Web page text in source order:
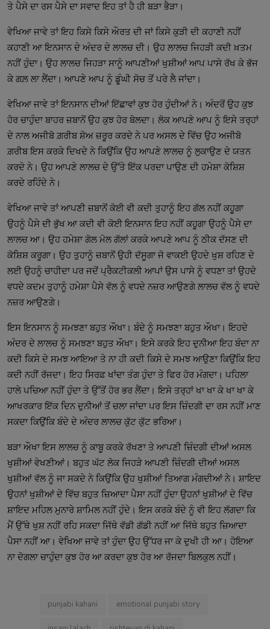
ਤੇ ਪੈਸੇ ਦਾ ਰਸ ਪੈਸੇ ਦਾ ਸਵਾਦ ਇਹ ਤਾਂ ਹੈ ਹੀ ਬੜਾ ਭੈੜਾ।
ਵੇਖਿਆ ਜਾਵੇ ਤਾਂ ਇਹ ਕਿਸੇ ਕਿਸੇ ਔਰਤ ਦੀ ਜਾਂ ਕਿਸੇ ਕੁੜੀ ਦੀ ਕਹਾਣੀ ਨਹੀਂ
ਕਹਾਣੀ ਆ ਇਨਸਾਨ ਦੇ ਅੰਦਰ ਦੇ ਲਾਲਚ ਦੀ। ਉਹ ਲਾਲਚ ਜਿਹੜੀ ਕਦੀ ਖ਼ਤਮ
ਨਹੀਂ ਹੁੰਦਾ। ਉਹ ਲਾਲਚ ਜਿਹੜਾ ਸਾਨੂੰ ਆਪਣੀਆਂ ਖੁਸ਼ੀਆਂ ਆਪ ਪਾਸੇ ਰੱਖ ਕੇ ਭੱਜ
ਕੇ ਗਲ਼ ਲਾ ਲੈਂਦਾ। ਆਪਣੇ ਆਪ ਨੂੰ ਡੂੰਘੀ ਸੋਚ ਤੋਂ ਪਰੇ ਲੈ ਜਾਂਦਾ।
ਵੇਖਿਆ ਜਾਵੇ ਤਾਂ ਇਨਸਾਨ ਦੀਆਂ ਇੱਛਾਵਾਂ ਕੁਝ ਹੋਰ ਹੁੰਦੀਆਂ ਨੇ। ਅੰਦਰੋਂ ਉਹ ਕੁਝ
ਹੋਰ ਚਾਹੁੰਦਾ ਬਾਹਰ ਜ਼ਬਾਨੋਂ ਉਹ ਕੁਝ ਹੋਰ ਬੋਲਦਾ। ਲੋਕ ਆਪਣੇ ਆਪ ਨੂੰ ਇਸੇ ਤਰ੍ਹਾਂ
ਦੇ ਨਾਲ ਅਜੀਬੋ ਗ਼ਰੀਬ ਸ਼ੋਅ ਜ਼ਰੂਰ ਕਰਦੇ ਨੇ ਪਰ ਅਸਲ ਦੇ ਵਿੱਚ ਉਹ ਅਜੀਬੋ
ਗ਼ਰੀਬ ਇਸ ਕਰਕੇ ਦਿਖਦੇ ਨੇ ਕਿਉਂਕਿ ਉਹ ਆਪਣੇ ਲਾਲਚ ਨੂੰ ਲੁਕਾਉਣ ਦੇ ਯਤਨ
ਕਰਦੇ ਨੇ। ਉਹ ਆਪਣੇ ਲਾਲਚ ਦੇ ਉੱਤੇ ਇੱਕ ਪਰਦਾ ਪਾਉਣ ਦੀ ਹਮੇਸ਼ਾ ਕੋਸ਼ਿਸ਼
ਕਰਦੇ ਰਹਿੰਦੇ ਨੇ।
ਵੇਖਿਆ ਜਾਵੇ ਤਾਂ ਆਪਣੀ ਜ਼ਬਾਨੋਂ ਕੋਈ ਵੀ ਕਦੀ ਤੁਹਾਨੂੰ ਇਹ ਗੱਲ ਨਹੀਂ ਕਹੂਗਾ
ਉਹਨੂੰ ਪੈਸੇ ਦੀ ਭੁੱਖ ਆ ਕਦੀ ਵੀ ਕੋਈ ਇਨਸਾਨ ਇਹ ਨਹੀਂ ਕਹੂਗਾ ਉਹਨੂੰ ਪੈਸੇ ਦਾ
ਲਾਲਚ ਆ। ਉਹ ਹਮੇਸ਼ਾ ਗੋਲ ਮੋਲ ਗੱਲਾਂ ਕਰਕੇ ਆਪਣੇ ਆਪ ਨੂੰ ਠੀਕ ਦੱਸਣ ਦੀ
ਕੋਸ਼ਿਸ਼ ਕਰੂਗਾ। ਉਹ ਤੁਹਾਨੂੰ ਜ਼ਬਾਨੋਂ ਉਹੀ ਦੱਸੂਗਾ ਜੋ ਵਾਕਈ ਉਹਦੇ ਖੁਸ਼ ਰਹਿਣ ਦੇ
ਲਈ ਉਹਨੂੰ ਚਾਹੀਦਾ ਪਰ ਜਦੋਂ ਪ੍ਰੈਕਟੀਕਲੀ ਆਪਾਂ ਉਸ ਪਾਸੇ ਨੂੰ ਵਧਣਾ ਤਾਂ ਉਹਦੇ
ਵਧਦੇ ਕਦਮ ਤੁਹਾਨੂੰ ਹਮੇਸ਼ਾ ਪੈਸੇ ਵੱਲ ਨੂੰ ਵਧਦੇ ਨਜ਼ਰ ਆਉਣਗੇ ਲਾਲਚ ਵੱਲ ਨੂੰ ਵਧਦੇ
ਨਜ਼ਰ ਆਉਣਗੇ।
ਇਸ ਇਨਸਾਨ ਨੂੰ ਸਮਝਣਾ ਬਹੁਤ ਔਖਾ। ਬੰਦੇ ਨੂੰ ਸਮਝਣਾ ਬਹੁਤ ਔਖਾ। ਇਹਦੇ
ਅੰਦਰ ਦੇ ਲਾਲਚ ਨੂੰ ਸਮਝਣਾ ਬਹੁਤ ਔਖਾ। ਇਸੇ ਕਰਕੇ ਇਹ ਦੁਨੀਆ ਇਹ ਬੰਦਾ ਨਾ
ਕਦੀ ਕਿਸੇ ਦੇ ਸਮਝ ਆਇਆ ਤੇ ਨਾ ਹੀ ਕਦੀ ਕਿਸੇ ਦੇ ਸਮਝ ਆਉਣਾ ਕਿਉਂਕਿ ਇਹ
ਕਦੀ ਨਹੀਂ ਰੱਜਦਾ। ਇਹ ਸਿਰਫ਼ ਖਾਂਦਾ ਤੰਗ ਹੁੰਦਾ ਤੇ ਫਿਰ ਹੋਰ ਮੰਗਦਾ। ਪਹਿਲਾ
ਹਾਲੇ ਪਚਿਆ ਨਹੀਂ ਹੁੰਦਾ ਤੇ ਉੱਤੋਂ ਹੋਰ ਭਰ ਲੈਂਦਾ। ਇਸੇ ਤਰ੍ਹਾਂ ਖਾ ਖਾ ਕੇ ਖਾ ਖਾ ਕੇ
ਆਖਰਕਾਰ ਇੱਕ ਦਿਨ ਦੁਨੀਆਂ ਤੋਂ ਚਲਾ ਜਾਂਦਾ ਪਰ ਇਸ ਜ਼ਿੰਦਗੀ ਦਾ ਰਸ ਨਹੀਂ ਮਾਣ
ਸਕਦਾ ਕਿਉਂਕਿ ਬੰਦੇ ਦੇ ਅੰਦਰ ਲਾਲਚ ਕੁੱਟ ਕੁੱਟ ਭਰਿਆ।
ਬੜਾ ਔਖਾ ਇਸ ਲਾਲਚ ਨੂੰ ਕਾਬੂ ਕਰਕੇ ਰੱਖਣਾ ਤੇ ਆਪਣੀ ਜ਼ਿੰਦਗੀ ਦੀਆਂ ਅਸਲ
ਖੁਸ਼ੀਆਂ ਵੇਖਣੀਆਂ। ਬਹੁਤ ਘੱਟ ਲੋਕ ਜਿਹੜੇ ਆਪਣੀ ਜ਼ਿੰਦਗੀ ਦੀਆਂ ਅਸਲ
ਖੁਸ਼ੀਆਂ ਵੱਲ ਨੂੰ ਜਾ ਸਕਦੇ ਨੇ ਕਿਉਂਕਿ ਉਹ ਖੁਸ਼ੀਆਂ ਤਿਆਗ ਮੰਗਦੀਆਂ ਨੇ। ਸ਼ਾਇਦ
ਉਹਨਾਂ ਖੁਸ਼ੀਆਂ ਦੇ ਵਿੱਚ ਬਹੁਤ ਜ਼ਿਆਦਾ ਪੈਸਾ ਨਹੀਂ ਹੁੰਦਾ ਉਹਨਾਂ ਖੁਸ਼ੀਆਂ ਦੇ ਵਿੱਚ
ਸ਼ਾਇਦ ਮਹਿਲ ਮੁਨਾਰੇ ਸ਼ਾਮਿਲ ਨਹੀਂ ਹੁੰਦੇ। ਇਸ ਕਰਕੇ ਬੰਦੇ ਨੂੰ ਵੀ ਇਹ ਲੱਗਦਾ ਕਿ
ਮੈਂ ਉੱਥੇ ਖੁਸ਼ ਨਹੀਂ ਰਹਿ ਸਕਦਾ ਜਿੱਥੇ ਵੱਡੀ ਗੱਡੀ ਨਹੀਂ ਆ ਜਿੱਥੇ ਬਹੁਤ ਜ਼ਿਆਦਾ
ਪੈਸਾ ਨਹੀਂ ਆ। ਵੇਖਿਆ ਜਾਵੇ ਤਾਂ ਹੁੰਦਾ ਉਹ ਉੱਧਰ ਜਾ ਕੇ ਦੁਖੀ ਹੀ ਆ। ਹੋਇਆ
ਨਾ ਦੋਗਲਾ ਚਾਹੁੰਦਾ ਕੁਝ ਹੋਰ ਆ ਕਰਦਾ ਕੁਝ ਹੋਰ ਆ ਰੱਜਦਾ ਬਿਲਕੁਲ ਨਹੀਂ।
punjabi kahani emotional punjabi story